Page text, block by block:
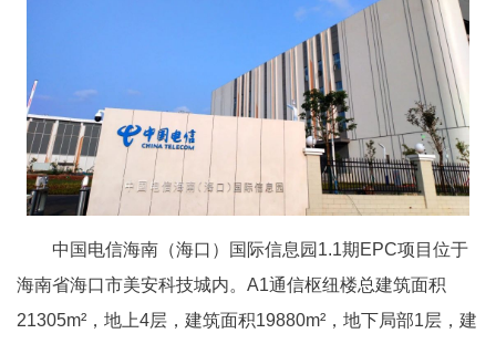
中国电信海南（海口）国际信息园1.1期EPC项目位于
海南省海口市美安科技城内。A1通信枢纽楼总建筑面积
21305m²，地上4层，建筑面积19880m²，地下局部1层，建